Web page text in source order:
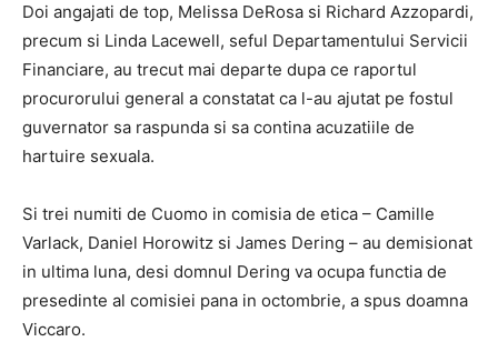
Doi angajati de top, Melissa DeRosa si Richard Azzopardi,
precum si Linda Lacewell, seful Departamentului Servicii
Financiare, au trecut mai departe dupa ce raportul
procurorului general a constatat ca l-au ajutat pe fostul
guvernator sa raspunda si sa contina acuzatiile de
hartuire sexuala.
Si trei numiti de Cuomo in comisia de etica – Camille
Varlack, Daniel Horowitz si James Dering – au demisionat
in ultima luna, desi domnul Dering va ocupa functia de
presedinte al comisiei pana in octombrie, a spus doamna
Viccaro.